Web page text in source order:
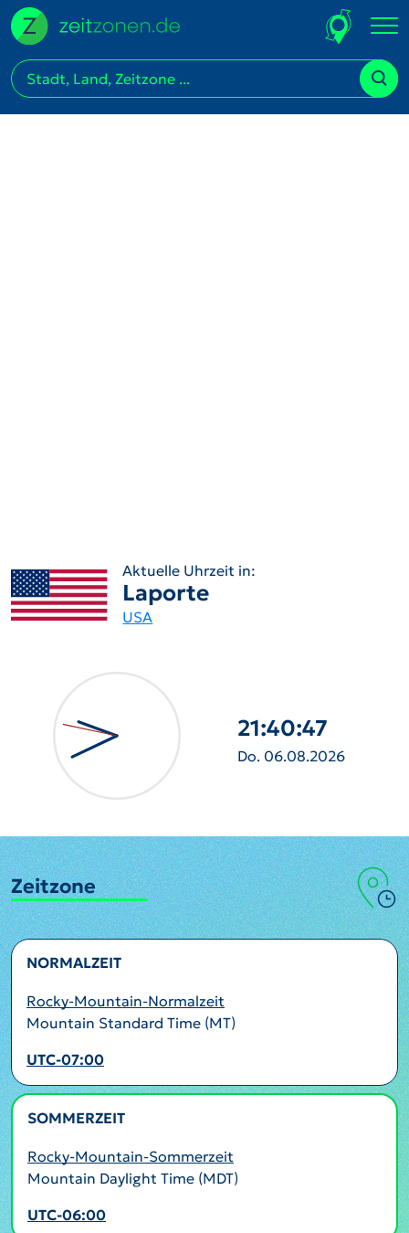
Aktuelle Uhrzeit in:
Laporte
USA
21:40:48
Do. 06.08.2026
Zeitzone
NORMALZEIT
Rocky-Mountain-Normalzeit
Mountain Standard Time (MT)
UTC-07:00
SOMMERZEIT
Rocky-Mountain-Sommerzeit
Mountain Daylight Time (MDT)
UTC-06:00